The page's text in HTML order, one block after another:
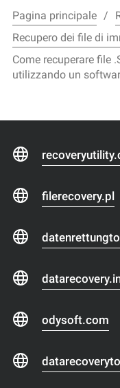
Pagina principale
Recupero dei file di
Come recuperare file
utilizzando un
filerecovery.pl
odysoft.com